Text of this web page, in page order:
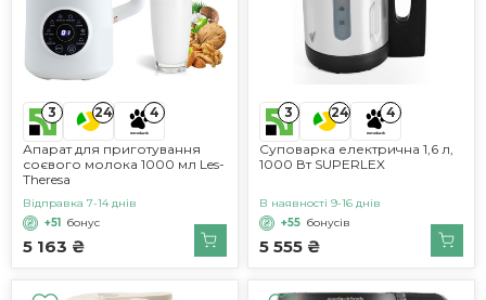
3 24 4
Апарат для приготування
соєвого молока 1000 мл Les-
Theresa
5 163 ₴
Відправка 7-14 днів
+51 бонус
3 24 4
Суповарка електрична 1,6 л,
1000 Вт SUPERLEX
5 555 ₴
В наявності 9-16 днів
+55 бонусів